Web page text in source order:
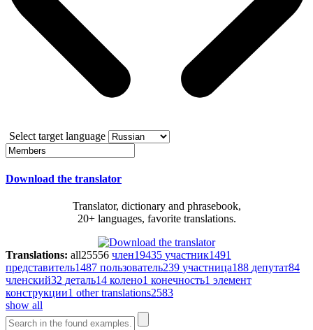
Select target language
Download the translator
Translator, dictionary and phrasebook,
20+ languages, favorite translations.
Translations: all25556 член19435 участник1491
представитель1487 пользователь239 участница188 депутат84
членский32 деталь14 колено1 конечность1 элемент
конструкции1 other translations2583
show all